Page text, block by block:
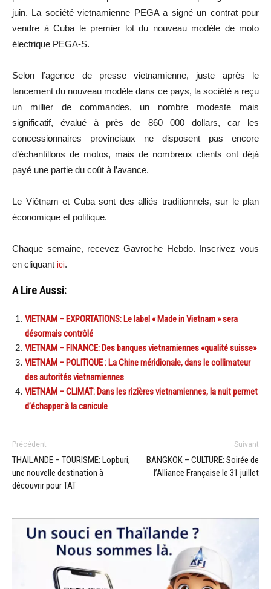
juin. La société vietnamienne PEGAa signé un contrat pour
vendre à Cuba le premier lot du nouveau modèle de moto
électrique PEGA-S.
Selon l’agence de presse vietnamienne, juste après le
lancement du nouveau modèle dans ce pays, la société a reçu
un millier de commandes, un nombre modeste mais
significatif, évalué à près de 860 000 dollars, car les
concessionnaires provinciaux ne disposent pas encore
d’échantillons de motos, mais de nombreux clients ont déjà
payé une partie du coût à l’avance.
Le Viêtnam et Cuba sont des alliés traditionnels, sur le plan
économique et politique.
Chaque semaine, recevez Gavroche Hebdo. Inscrivez vous
en cliquant ici.
A Lire Aussi:
VIETNAM – EXPORTATIONS: Le label « Made in Vietnam » sera
désormais contrôlé
VIETNAM – FINANCE: Des banques vietnamiennes «qualité suisse»
VIETNAM – POLITIQUE : La Chine méridionale, dans le collimateur
des autorités vietnamiennes
VIETNAM – CLIMAT: Dans les rizières vietnamiennes, la nuit permet
d’échapper à la canicule
Précédent
THAILANDE – TOURISME: Lopburi,
une nouvelle destination à
découvrir pour TAT
Suivant
BANGKOK – CULTURE: Soirée de
l’Alliance Française le 31 juillet